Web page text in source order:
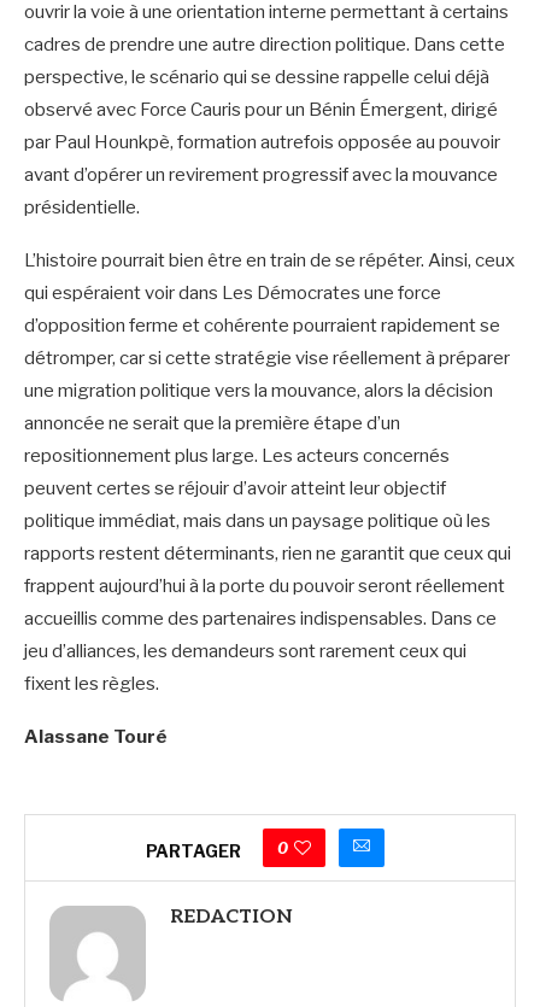
ouvrir la voie à une orientation interne permettant à certains
cadres de prendre une autre direction politique. Dans cette
perspective, le scénario qui se dessine rappelle celui déjà
observé avec Force Cauris pour un Bénin Émergent, dirigé
par Paul Hounkpè, formation autrefois opposée au pouvoir
avant d’opérer un revirement progressif avec la mouvance
présidentielle.
L’histoire pourrait bien être en train de se répéter. Ainsi, ceux
qui espéraient voir dans Les Démocrates une force
d’opposition ferme et cohérente pourraient rapidement se
détromper, car si cette stratégie vise réellement à préparer
une migration politique vers la mouvance, alors la décision
annoncée ne serait que la première étape d’un
repositionnement plus large. Les acteurs concernés
peuvent certes se réjouir d’avoir atteint leur objectif
politique immédiat, mais dans un paysage politique où les
rapports restent déterminants, rien ne garantit que ceux qui
frappent aujourd’hui à la porte du pouvoir seront réellement
accueillis comme des partenaires indispensables. Dans ce
jeu d’alliances, les demandeurs sont rarement ceux qui
fixent les règles.
Alassane Touré
PARTAGER 0
REDACTION